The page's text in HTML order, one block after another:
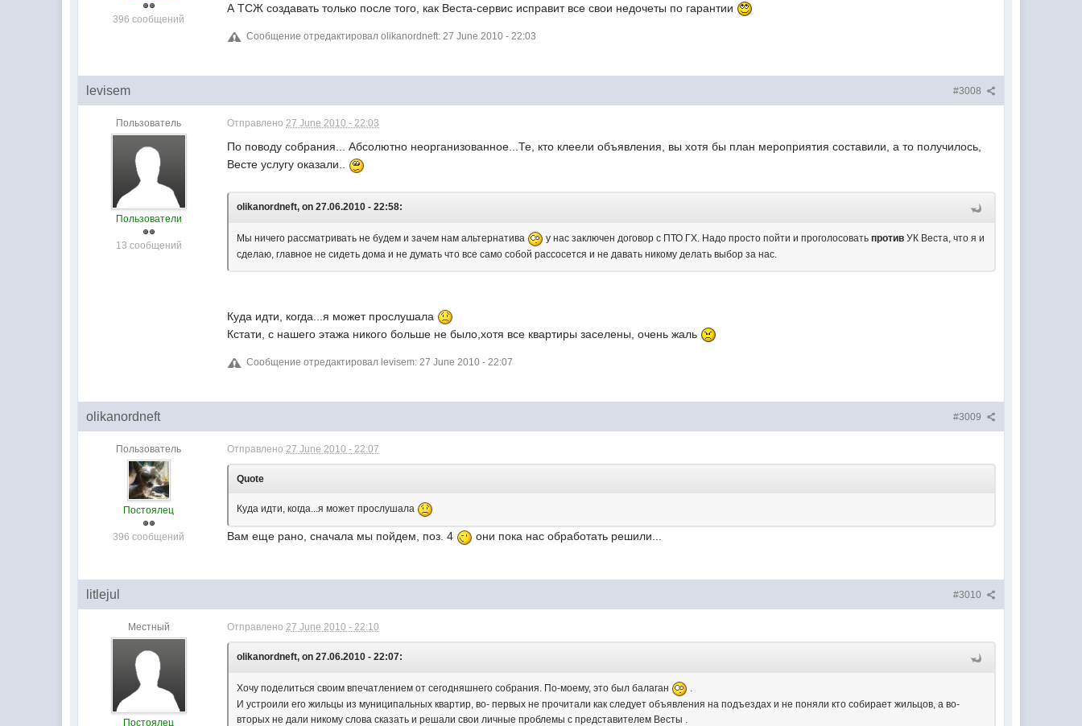
396 сообщений
А ТСЖ создавать только после того, как Веста-сервис исправит все свои недочеты по гарантии
Сообщение отредактировал olikanordneft: 27 June 2010 - 22:03
#3008
levisem
Пользователь
Пользователи
13 сообщений
Отправлено27 June 2010 - 22:03
По поводу собрания... Абсолютно неорганизованное...Те, кто клеели объявления, вы хотя бы план мероприятия составили, а то получилось,
Весте услугу оказали..
olikanordneft, on 27.06.2010 - 22:58:
Мы ничего рассматривать не будем и зачем нам альтернатива у нас заключен договор с ПТО ГХ. Надо просто пойти и проголосоватьпротив УК Веста, что я и
сделаю, главное не сидеть дома и не думать что все само собой рассосется и не давать никому делать выбор за нас.
Куда идти, когда...я может прослушала
Кстати, с нашего этажа никого больше не было,хотя все квартиры заселены, очень жаль
Сообщение отредактировал levisem: 27 June 2010 - 22:07
#3009
olikanordneft
Пользователь
Постоялец
396 сообщений
Отправлено27 June 2010 - 22:07
Quote
Куда идти, когда...я может прослушала
Вам еще рано, сначала мы пойдем, поз. 4 они пока нас обработать решили...
#3010
litlejul
Местный
Постоялец
Отправлено27 June 2010 - 22:10
olikanordneft, on 27.06.2010 - 22:07:
Хочу поделиться своим впечатлением от сегодняшнего собрания. По-моему, это был балаган
.
И устроили его жильцы из муниципальных квартир, во- первых не прочитали как следует объявления на подъездах и не поняли кто собирает жильцов, а во-
вторых не дали никому слова сказать и решали свои личные проблемы с представителем Весты .